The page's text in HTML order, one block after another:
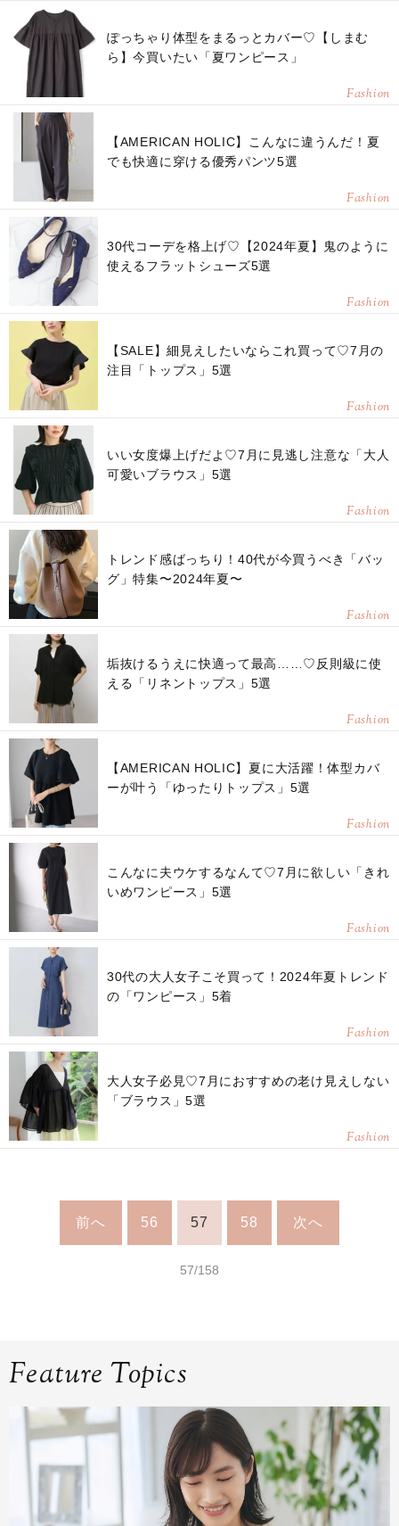
ぽっちゃり体型をまるっとカバー♡【しまむ
ら】今買いたい「夏ワンピース」
Fashion
【AMERICAN HOLIC】こんなに違うんだ！夏
でも快適に穿ける優秀パンツ5選
Fashion
30代コーデを格上げ♡【2024年夏】鬼のように
使えるフラットシューズ5選
Fashion
【SALE】細見えしたいならこれ買って♡7月の
注目「トップス」5選
Fashion
いい女度爆上げだよ♡7月に見逃し注意な「大人
可愛いブラウス」5選
Fashion
トレンド感ばっちり！40代が今買うべき「バッ
グ」特集〜2024年夏〜
Fashion
垢抜けるうえに快適って最高……♡反則級に使
える「リネントップス」5選
Fashion
【AMERICAN HOLIC】夏に大活躍！体型カバ
ーが叶う「ゆったりトップス」5選
Fashion
こんなに夫ウケするなんて♡7月に欲しい「きれ
いめワンピース」5選
Fashion
30代の大人女子こそ買って！2024年夏トレンド
の「ワンピース」5着
Fashion
大人女子必見♡7月におすすめの老け見えしない
「ブラウス」5選
Fashion
前へ 56 57 58 次へ
57/158
Feature Topics